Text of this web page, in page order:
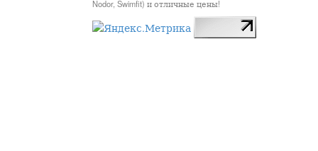
Nodor, Swimfit) и отличные цены!